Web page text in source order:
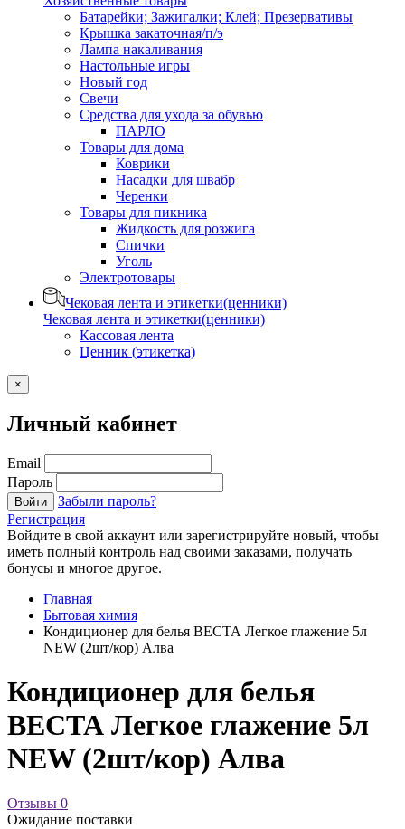
Батарейки; Зажигалки; Клей; Презервативы
Крышка закаточная/п/э
Лампа накаливания
Настольные игры
Новый год
Свечи
Средства для ухода за обувью
ПАРЛО
Товары для дома
Коврики
Насадки для швабр
Черенки
Товары для пикника
Жидкость для розжига
Спички
Уголь
Электротовары
Чековая лента и этикетки(ценники)
Чековая лента и этикетки(ценники)
Кассовая лента
Ценник (этикетка)
×
Личный кабинет
Email
Пароль
Войти
Забыли пароль?
Регистрация
Войдите в свой аккаунт или зарегистрируйте новый, чтобы
иметь полный контроль над своими заказами, получать
бонусы и многое другое.
Главная
Бытовая химия
Кондиционер для белья ВЕСТА Легкое глажение 5л
NEW (2шт/кор) Алва
Кондиционер для белья
ВЕСТА Легкое глажение 5л
NEW (2шт/кор) Алва
Отзывы 0
Ожидание поставки